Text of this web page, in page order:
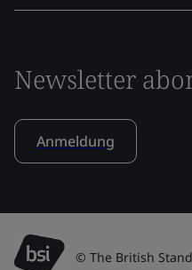
Newsletter
Anmeldung
© The British